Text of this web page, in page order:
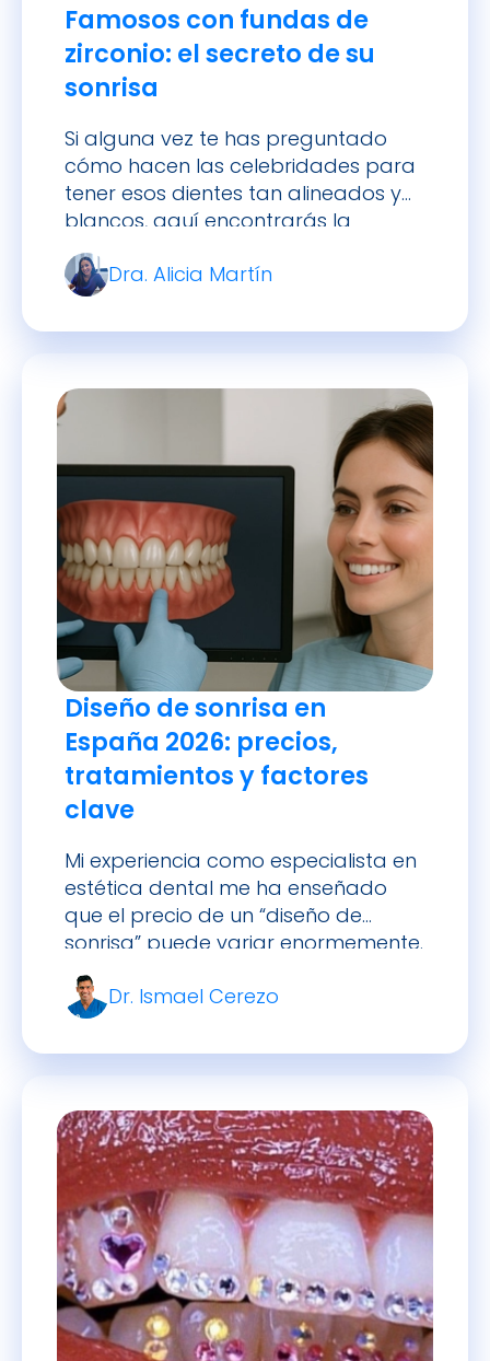
Famosos con fundas de
zirconio: el secreto de su
sonrisa
Si alguna vez te has preguntado
cómo hacen las celebridades para
tener esos dientes tan alineados y
blancos, aquí encontrarás la
respuesta. Hablaremos de quiénes
se han sometido a este tratamiento
(tanto en España como
internacionalmente), por qué el
estrellas (te adelanto que tiene que
ver con su estética […]
Dra. Alicia Martín
Diseño de sonrisa en
España 2026: precios,
tratamientos y factores
clave
Mi experiencia como especialista en
estética dental me ha enseñado
que el precio de un “diseño de
sonrisa” puede variar enormemente.
En 2026, en España, cada caso es
único y el precio dependerá de qué
tratamientos necesite tu sonrisa:
desde un simple blanqueamiento
continuación te cuento, en primera
persona […]
Dr. Ismael Cerezo